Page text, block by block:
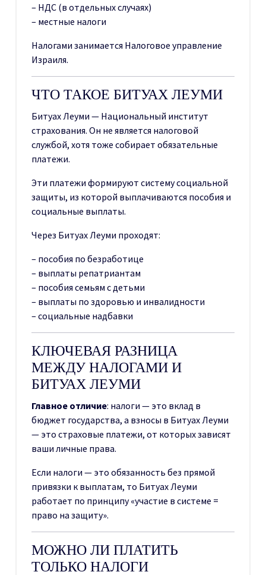
– НДС (в отдельных случаях)
– местные налоги
Налогами занимается Налоговое управление
Израиля.
ЧТО ТАКОЕ БИТУАХ ЛЕУМИ
Битуах Леуми — Национальный институт
страхования. Он не является налоговой
службой, хотя тоже собирает обязательные
платежи.
Эти платежи формируют систему социальной
защиты, из которой выплачиваются пособия и
социальные выплаты.
Через Битуах Леуми проходят:
– пособия по безработице
– выплаты репатриантам
– пособия семьям с детьми
– выплаты по здоровью и инвалидности
– социальные надбавки
КЛЮЧЕВАЯ РАЗНИЦА
МЕЖДУ НАЛОГАМИ И
БИТУАХ ЛЕУМИ
Главное отличие: налоги — это вклад в
бюджет государства, а взносы в Битуах Леуми
— это страховые платежи, от которых зависят
ваши личные права.
Если налоги — это обязанность без прямой
привязки к выплатам, то Битуах Леуми
работает по принципу «участие в системе =
право на защиту».
МОЖНО ЛИ ПЛАТИТЬ
ТОЛЬКО НАЛОГИ